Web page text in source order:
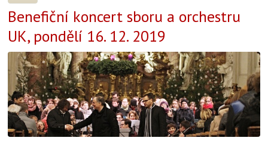
Benefiční koncert sboru a orchestru
UK, pondělí 16. 12. 2019